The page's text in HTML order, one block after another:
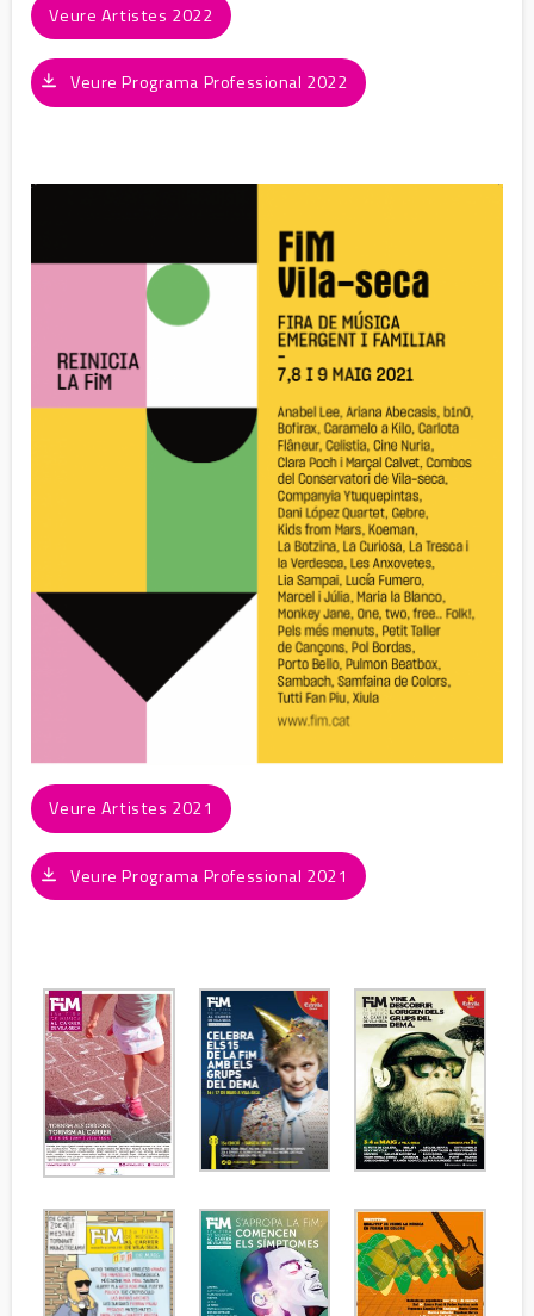
Veure Artistes 2022
Veure Programa Professional 2022
Veure Artistes 2021
Veure Programa Professional 2021